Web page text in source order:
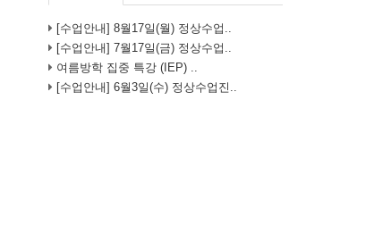
[수업안내] 8월17일(월) 정상수업..
[수업안내] 7월17일(금) 정상수업..
여름방학 집중 특강 (IEP) ..
[수업안내] 6월3일(수) 정상수업진..